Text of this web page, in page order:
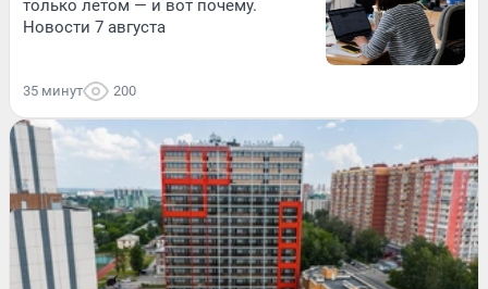
только летом — и вот почему.
Новости 7 августа
35 минут 200